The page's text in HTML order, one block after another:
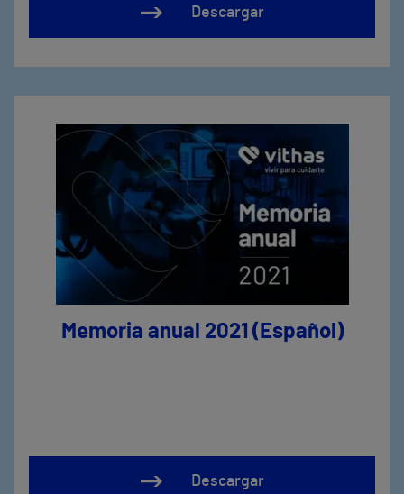
Descargar
Memoria anual 2021 (Español)
Descargar